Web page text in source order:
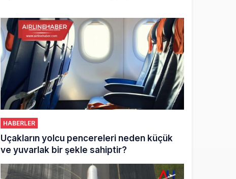
HABERLER
Uçakların yolcu pencereleri neden küçük
ve yuvarlak bir şekle sahiptir?